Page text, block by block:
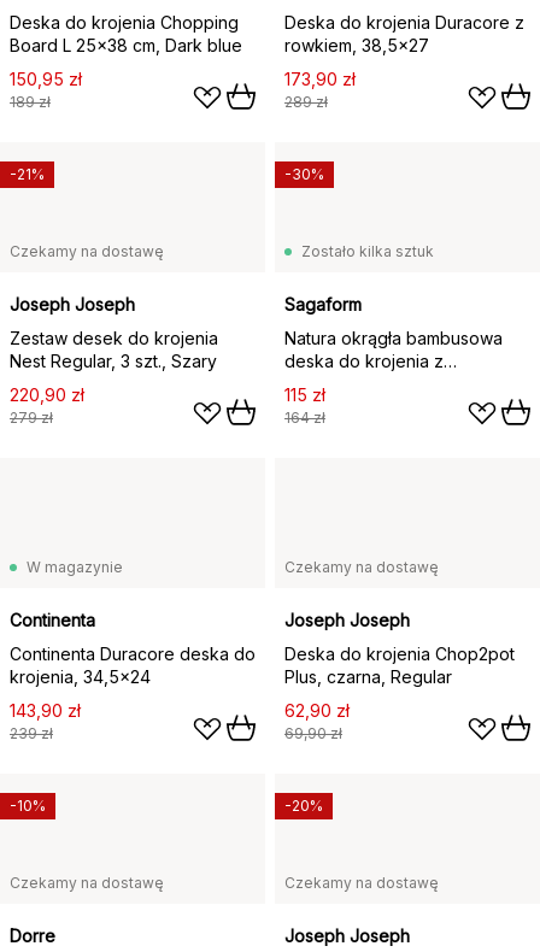
Deska do krojenia Chopping
Board L 25x38 cm, Dark blue
150,95 zł
189 zł
Deska do krojenia Duracore z
rowkiem, 38,5x27
173,90 zł
289 zł
Czekamy na dostawę
Joseph Joseph
Zestaw desek do krojenia
Nest Regular, 3 szt., Szary
220,90 zł
279 zł
-21%
Zostało kilka sztuk
Sagaform
Natura okrągła bambusowa
deska do krojenia z
uchwytem, Ø30 cm
115 zł
164 zł
-30%
W magazynie
Continenta
Continenta Duracore deska do
krojenia, 34,5x24
143,90 zł
239 zł
Czekamy na dostawę
Joseph Joseph
Deska do krojenia Chop2pot
Plus, czarna, Regular
62,90 zł
69,90 zł
Czekamy na dostawę
Dorre
-10%
Czekamy na dostawę
Joseph Joseph
-20%